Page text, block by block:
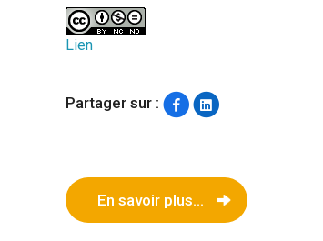
Lien
Partager sur :
En savoir plus...